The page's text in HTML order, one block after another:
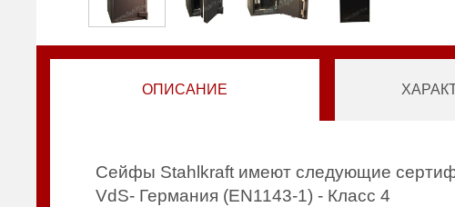
ОПИСАНИЕ
Сейфы Stahlkraft имеют следующие
VdS- Германия (EN1143-1) - Класс 4